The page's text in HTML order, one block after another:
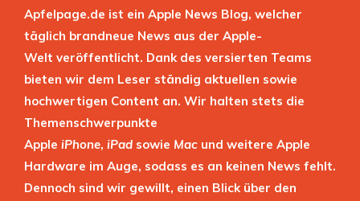
Apfelpage.de ist ein Apple News Blog, welcher
täglich brandneue News aus der Apple-
Welt veröffentlicht. Dank des versierten Teams
bieten wir dem Leser ständig aktuellen sowie
hochwertigen Content an. Wir halten stets die
Themenschwerpunkte
Apple iPhone, iPad sowie Mac und weitere Apple
Hardware im Auge, sodass es an keinen News fehlt.
Dennoch sind wir gewillt, einen Blick über den